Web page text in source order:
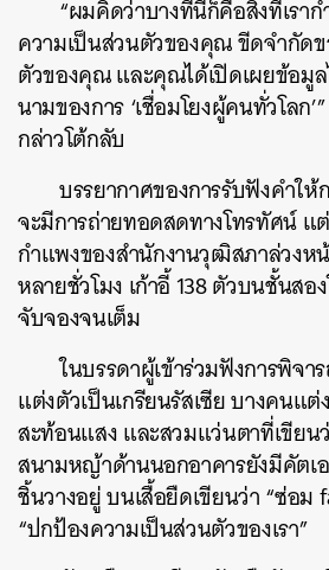
“ผมคิดว่าบางทีนี่ก็คือสิ่งที่เรา
ความเป็นส่วนตัวของคุณ ขีดจำกัด
ตัวของคุณ และคุณได้เปิดเผยข้อมู
นามของการ ‘เชื่อมโยงผู้คนทั่วโลก
กล่าวโต้กลับ
บรรยากาศของการรับฟังคำให้
จะมีการถ่ายทอดสดทางโทรทัศน์ แ
กำแพงของสำนักงานวุฒิสภาล่วงห
หลายชั่วโมง เก้าอี้ 138 ตัวบนชั้นส
จับจองจนเต็ม
ในบรรดาผู้เข้าร่วมฟังการพิจ
แต่งตัวเป็นเกรียนรัสเซีย บางคนแต่
สะท้อนแสง และสวมแว่นตาที่เขียน
สนามหญ้าด้านนอกอาคารยังมีคัตเ
ชิ้นวางอยู่ บนเสื้อยืดเขียนว่า “ซ่อม
“ปกป้องความเป็นส่วนตัวของเรา”